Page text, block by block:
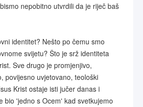
nepobitno utvrdili da je riječ baš
identitet? Nešto po čemu smo
svijetu? Što je srž identiteta
Sve drugo je promjenjivo,
povijesno uvjetovano, teološki
Krist ostaje isti jučer danas i
bio 'jedno s Ocem' kad svetkujemo